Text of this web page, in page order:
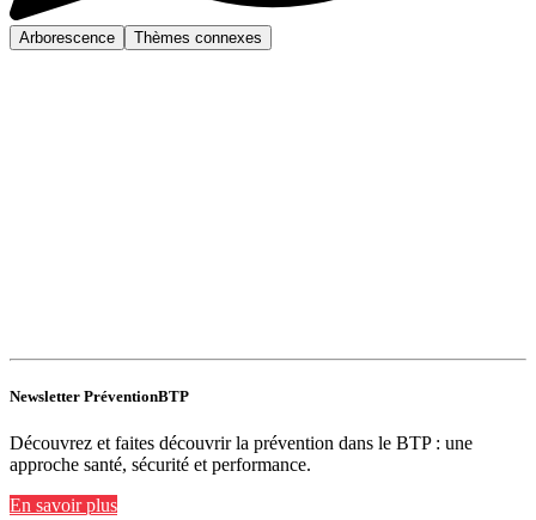
Arborescence Thèmes connexes
Newsletter PréventionBTP
Découvrez et faites découvrir la prévention dans le BTP : une
approche santé, sécurité et performance.
En savoir plus